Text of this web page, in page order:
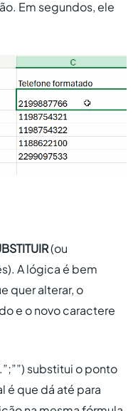
Em segundos, ele
(ou
A lógica é bem
quer alterar, o
e o novo caractere
substitui o ponto
é que dá até para